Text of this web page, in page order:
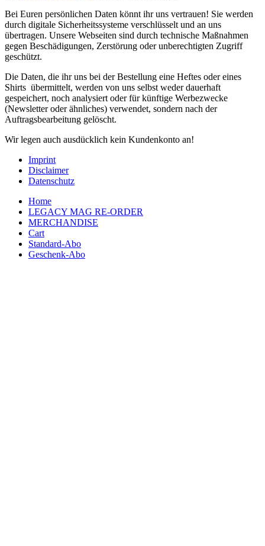
Bei Euren persönlichen Daten könnt ihr uns vertrauen! Sie werden
durch digitale Sicherheitssysteme verschlüsselt und an uns
übertragen. Unsere Webseiten sind durch technische Maßnahmen
gegen Beschädigungen, Zerstörung oder unberechtigten Zugriff
geschützt.
Die Daten, die ihr uns bei der Bestellung eine Heftes oder eines
Shirts übermittelt, werden von uns selbst weder dauerhaft
gespeichert, noch analysiert oder für künftige Werbezwecke
(Newsletter oder ähnliches) verwendet, sondern nach der
Auftragsbearbeitung gelöscht.
Wir legen auch ausdücklich kein Kundenkonto an!
Imprint
Disclaimer
Datenschutz
Home
LEGACY MAG RE-ORDER
MERCHANDISE
Cart
Standard-Abo
Geschenk-Abo